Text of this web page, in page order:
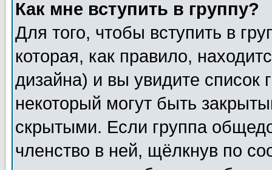
Как мне вступить в группу?
Для того, чтобы вступить в
которая, как правило,
дизайна) и вы увидите список
некоторый могут быть
скрытыми. Если группа
членство в ней, щёлкнув по